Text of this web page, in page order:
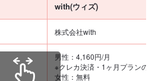
with(ウィズ)
株式会社with
男性：4,160円/月
※クレカ決済・1ヶ月プランの場
女性：無料